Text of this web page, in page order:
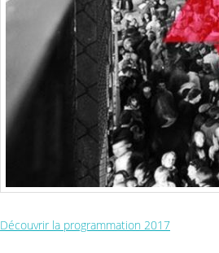
Découvrir la programmation 2017